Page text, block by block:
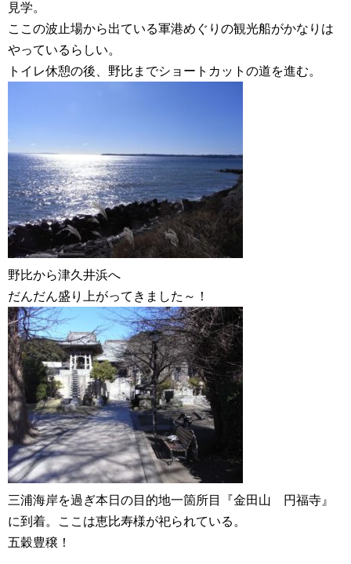
見学。
ここの波止場から出ている軍港めぐりの観光船がかなりは
やっているらしい。
トイレ休憩の後、野比までショートカットの道を進む。
野比から津久井浜へ
だんだん盛り上がってきました～！
三浦海岸を過ぎ本日の目的地一箇所目『金田山 円福寺』
に到着。ここは恵比寿様が祀られている。
五穀豊穣！